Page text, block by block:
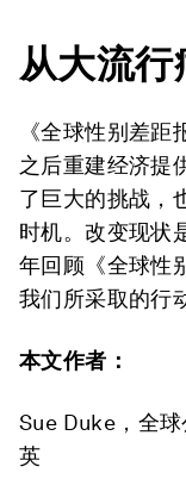
从大流行
《全球性别差
之后重建经济提
了巨大的挑战，
时机。改变现状
年回顾《全球性
我们所采取的行
本文作者：
Sue Duke，全
英